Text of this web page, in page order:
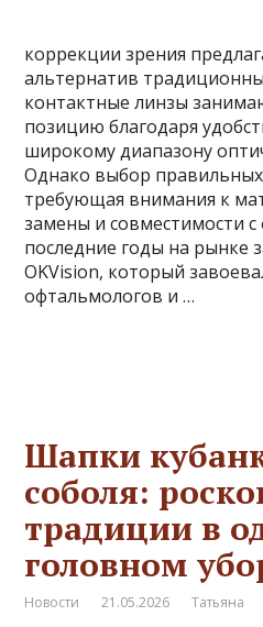
коррекции зрения
альтернатив
контактные линзы
позицию благодаря
широкому диапазону
Однако выбор
требующая внимания к
замены и совместимости с
последние годы на рынке
OKVision, который
офтальмологов и …
Шапки
соболя:
традиции в
головном
Новости 21.05.2026 Татьяна